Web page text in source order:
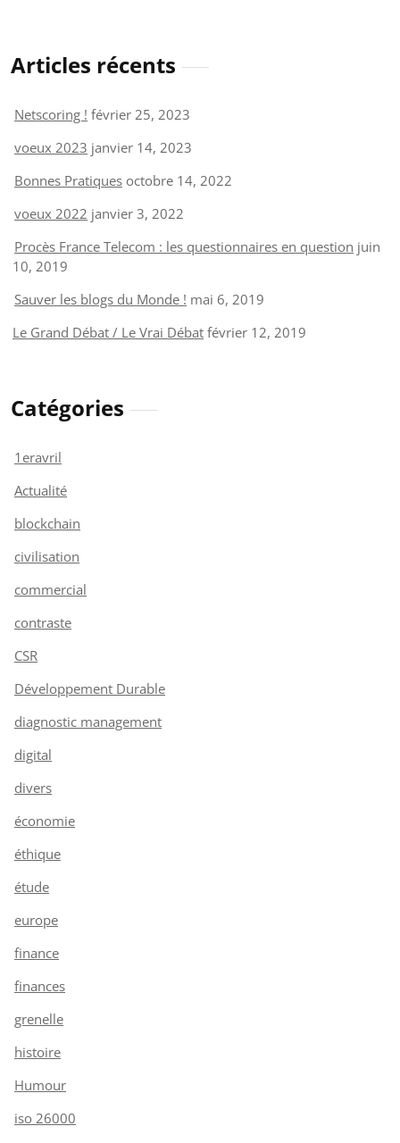
Articles récents
Netscoring ! février 25, 2023
voeux 2023 janvier 14, 2023
Bonnes Pratiques octobre 14, 2022
voeux 2022 janvier 3, 2022
Procès France Telecom : les questionnaires en question juin
10, 2019
Sauver les blogs du Monde ! mai 6, 2019
Le Grand Débat / Le Vrai Débat février 12, 2019
Catégories
1eravril
Actualité
blockchain
civilisation
commercial
contraste
CSR
Développement Durable
diagnostic management
digital
divers
économie
éthique
étude
europe
finance
finances
grenelle
histoire
Humour
iso 26000